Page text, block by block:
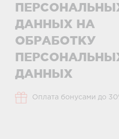
ДАННЫХ НА
ОБРАБОТКУ
ДАННЫХ
Оплата бонусами до